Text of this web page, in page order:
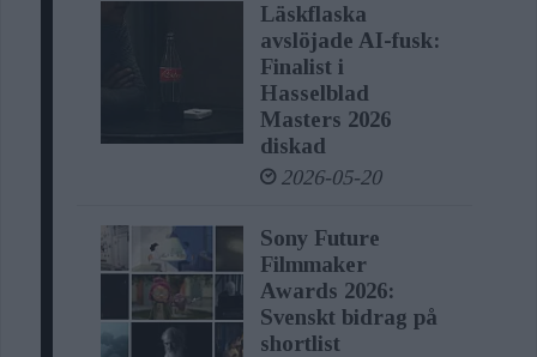
Läskflaska
avslöjade AI-fusk:
Finalist i
Hasselblad
Masters 2026
diskad
2026-05-20
Sony Future
Filmmaker
Awards 2026:
Svenskt bidrag på
shortlist